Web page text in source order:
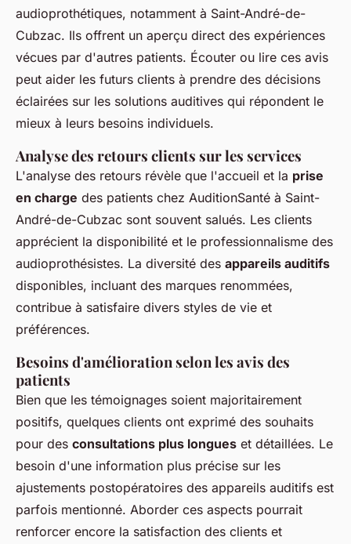
audioprothétiques, notamment à Saint-André-de-
Cubzac. Ils offrent un aperçu direct des expériences
vécues par d'autres patients. Écouter ou lire ces avis
peut aider les futurs clients à prendre des décisions
éclairées sur les solutions auditives qui répondent le
mieux à leurs besoins individuels.
Analyse des retours clients sur les services
L'analyse des retours révèle que l'accueil et la prise
en charge des patients chez AuditionSanté à Saint-
André-de-Cubzac sont souvent salués. Les clients
apprécient la disponibilité et le professionnalisme des
audioprothésistes. La diversité des appareils auditifs
disponibles, incluant des marques renommées,
contribue à satisfaire divers styles de vie et
préférences.
Besoins d'amélioration selon les avis des
patients
Bien que les témoignages soient majoritairement
positifs, quelques clients ont exprimé des souhaits
pour des consultations plus longues et détaillées. Le
besoin d'une information plus précise sur les
ajustements postopératoires des appareils auditifs est
parfois mentionné. Aborder ces aspects pourrait
renforcer encore la satisfaction des clients et